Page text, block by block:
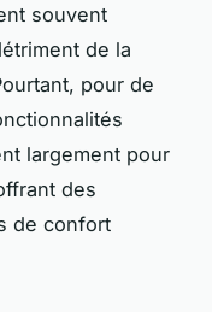
souvent
de la
pour de
largement pour
des
de confort